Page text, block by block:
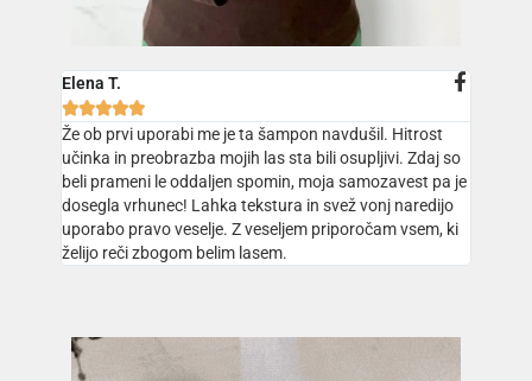
Elena T.

Že ob prvi uporabi me je ta šampon navdušil. Hitrost
učinka in preobrazba mojih las sta bili osupljivi. Zdaj so
beli prameni le oddaljen spomin, moja samozavest pa je
dosegla vrhunec! Lahka tekstura in svež vonj naredijo
uporabo pravo veselje. Z veseljem priporočam vsem, ki
želijo reči zbogom belim lasem.